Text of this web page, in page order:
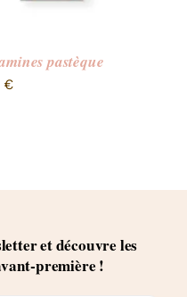
pastèque
€
et découvre les
première !